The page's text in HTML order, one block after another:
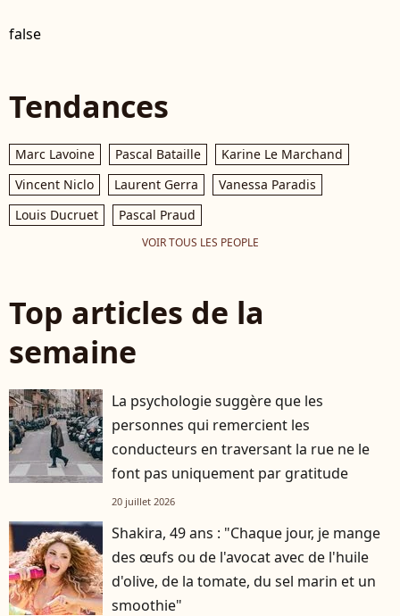
false
Tendances
Marc Lavoine Pascal Bataille
Karine Le Marchand
Vincent Niclo
Laurent Gerra
Vanessa Paradis
Louis Ducruet
Pascal Praud
VOIR TOUS LES PEOPLE
Top articles de la
semaine
La psychologie suggère que les
personnes qui remercient les
conducteurs en traversant la rue ne le
font pas uniquement par gratitude
20 juillet 2026
Shakira, 49 ans : "Chaque jour, je mange
des œufs ou de l'avocat avec de l'huile
d'olive, de la tomate, du sel marin et un
smoothie"